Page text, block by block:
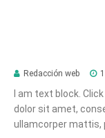
Redacción web
I am text block.
dolor sit amet,
ullamcorper mattis,